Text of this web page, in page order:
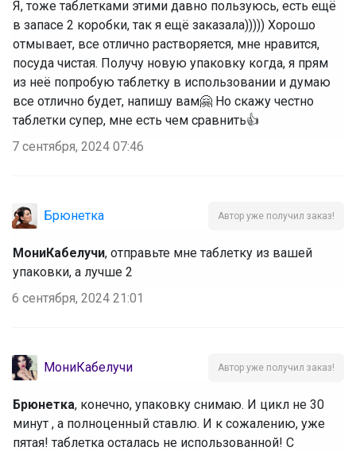
Я, тоже таблетками этими давно пользуюсь, есть ещё
в запасе 2 коробки, так я ещё заказала))))) Хорошо
отмывает, все отлично растворяется, мне нравится,
посуда чистая. Получу новую упаковку когда, я прям
из неё попробую таблетку в использовании и думаю
все отлично будет, напишу вам🤗 Но скажу честно
таблетки супер, мне есть чем сравнить👍
7 сентября, 2024 07:46
Брюнетка Автор уже получил заказ!
МониКабелучи, отправьте мне таблетку из вашей
упаковки, а лучше 2
6 сентября, 2024 21:01
МониКабелучи Автор уже получил заказ!
Брюнетка, конечно, упаковку снимаю. И цикл не 30
минут , а полноценный ставлю. И к сожалению, уже
пятая! таблетка осталась не использованной! С